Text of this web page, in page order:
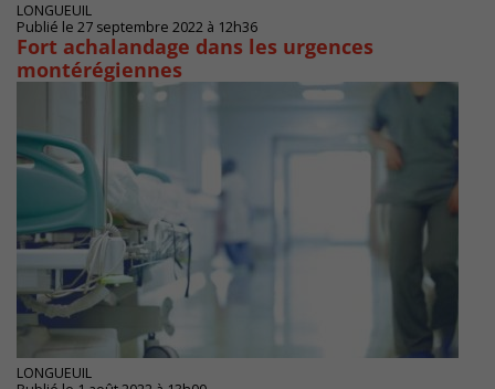
LONGUEUIL
Publié le 27 septembre 2022 à 12h36
Fort achalandage dans les urgences
montérégiennes
LONGUEUIL